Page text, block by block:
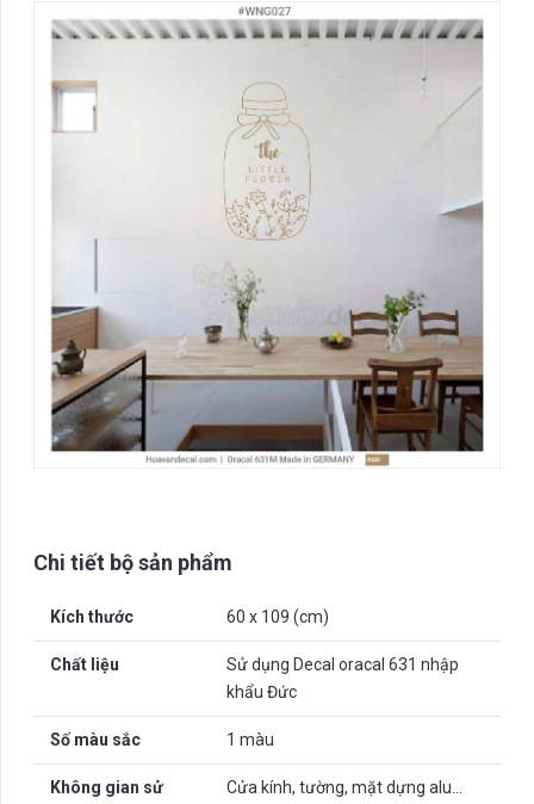
Chi tiết bộ sản phẩm
Kích thước 60 x 109 (cm)
Chất liệu
Sử dụng Decal oracal 631 nhập
khẩu Đức
Số màu sắc 1 màu
Không gian sử Cửa kính, tường, mặt dựng alu…